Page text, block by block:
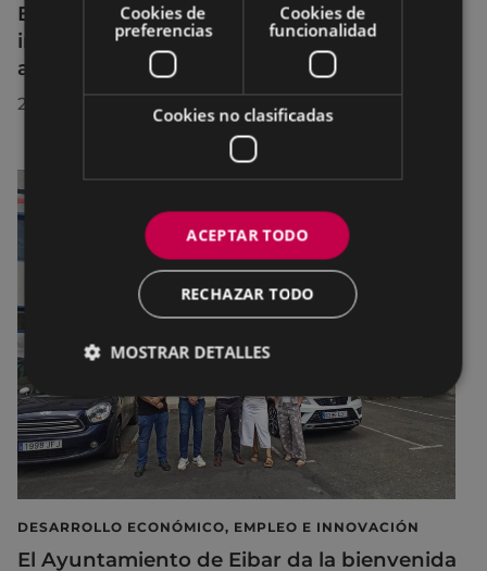
Eibar adapta los horarios de sus
instalaciones deportivas durante el mes de
agosto para realizar mejoras
29/07/2026
DESARROLLO ECONÓMICO, EMPLEO E INNOVACIÓN
El Ayuntamiento de Eibar da la bienvenida
Cookies de
preferencias
Cookies de
funcionalidad
Cookies no clasificadas
ACEPTAR TODO
RECHAZAR TODO
MOSTRAR DETALLES